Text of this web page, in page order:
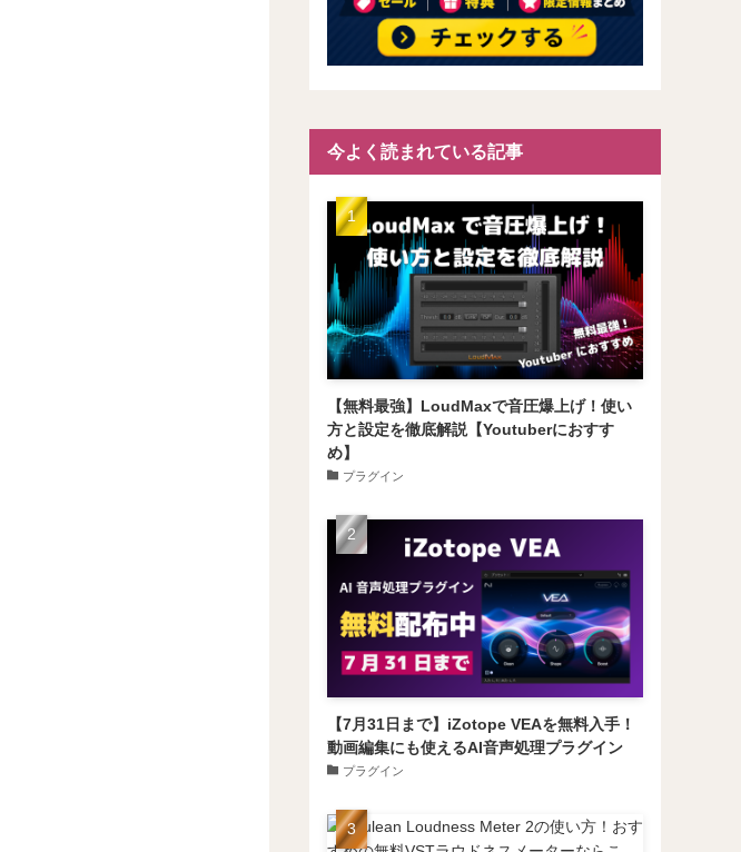
今よく読まれている記事
【無料最強】LoudMaxで音圧爆上げ！使い
方と設定を徹底解説【Youtuberにおすす
め】
プラグイン
【7月31日まで】iZotope VEAを無料入手！
動画編集にも使えるAI音声処理プラグイン
プラグイン